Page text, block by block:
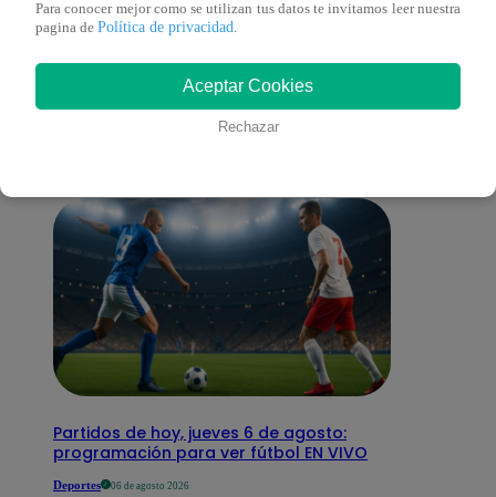
También te puede
interesar
Partidos de hoy, jueves 6 de agosto:
programación para ver fútbol EN VIVO
Deportes 06 de agosto 2026
Para conocer mejor como se utilizan tus datos te invitamos leer nuestra
pagina de Política de privacidad.
Aceptar Cookies
Rechazar